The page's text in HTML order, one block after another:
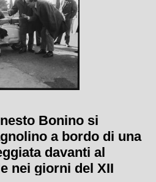
Bonino si
a bordo di una
davanti al
nei giorni del XII